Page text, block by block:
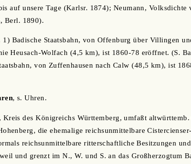
auf unsere Tage (Karlsr. 1874); Neumann, Volksdichte
Berl. 1890).
1) Badische Staatsbahn, von Offenburg über Villingen
Heusach-Wolfach (4,5 km), ist 1860-78 eröffnet. (S.
von Zuffenhausen nach Calw (48,5 km), ist
, s. Uhren.
, Kreis des Königreichs Württemberg, umfaßt
die ehemalige reichsunmittelbare
reichsunmittelbare ritterschaftliche Besitzungen
und grenzt im N., W. und S. an das Großherzogtum